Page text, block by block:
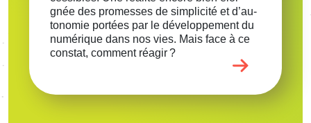
gnée des promesses de simpli­cité et d’au­
to­no­mie portées par le déve­lop­pe­ment du
numé­rique dans nos vies. Mais face à ce
constat, comment réagir ?